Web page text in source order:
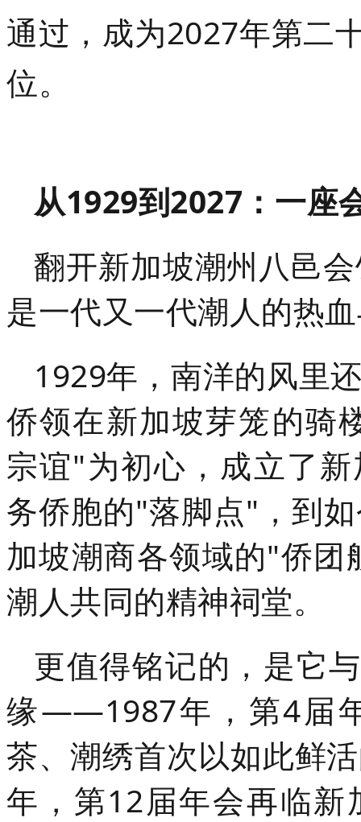
通过，成为2027年第二
位。
从1929到2027：一座
翻开新加坡潮州八邑
是一代又一代潮人的热
1929年，南洋的风里
侨领在新加坡芽笼的骑
宗谊"为初心，成立了
务侨胞的"落脚点"，到
加坡潮商各领域的"侨
潮人共同的精神祠堂。
更值得铭记的，是它
缘——1987年，第4届
茶、潮绣首次以如此鲜
年，第12届年会再临